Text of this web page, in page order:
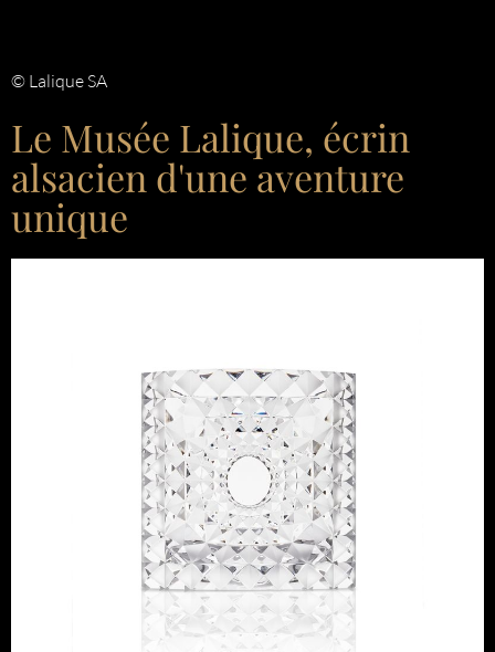
© Lalique SA
Le Musée Lalique, écrin
alsacien d'une aventure
unique